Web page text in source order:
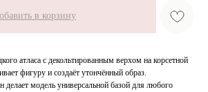
в корзину
атласа с декольтированным верхом на корсетной
фигуру и создаёт утончённый образ.
модель универсальной базой для любого